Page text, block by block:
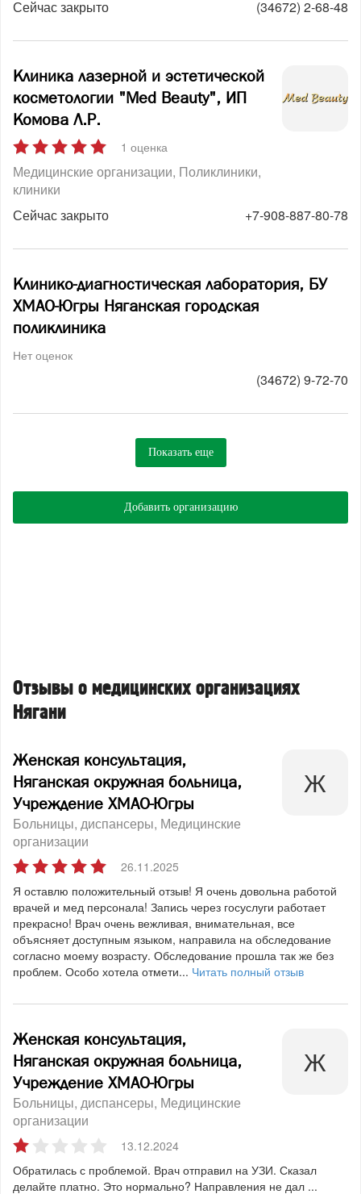
Сейчас закрыто (34672) 2-68-48
Клиника лазерной и эстетической
косметологии "Med Beauty", ИП
Комова Л.Р.
1 оценка
Медицинские организации Поликлиники,
клиники
Сейчас закрыто
+7-908-887-80-78
Клинико-диагностическая лаборатория, БУ
ХМАО-Югры Няганская городская
поликлиника
Нет оценок
(34672) 9-72-70
Показать еще
Добавить организацию
Отзывы о медицинских организациях
Нягани
Женская консультация,
Няганская окружная больница,
Учреждение ХМАО-Югры
Больницы, диспансеры Медицинские
организации
26.11.2025
Я оставлю положительный отзыв! Я очень довольна работой
врачей и мед персонала! Запись через госуслуги работает
прекрасно! Врач очень вежливая, внимательная, все
объясняет доступным языком, направила на обследование
согласно моему возрасту. Обследование прошла так же без
проблем. Особо хотела отмети... Читать полный отзыв
Женская консультация,
Няганская окружная больница,
Учреждение ХМАО-Югры
Больницы, диспансеры Медицинские
организации
13.12.2024
Обратилась с проблемой. Врач отправил на УЗИ. Сказал
делайте платно. Это нормально? Направления не дал ...